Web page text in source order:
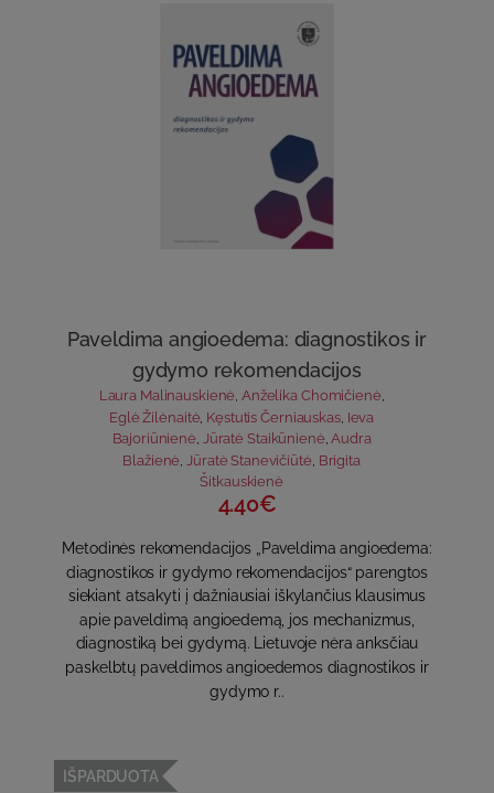
Paveldima angioedema: diagnostikos ir
gydymo rekomendacijos
Laura Malinauskienė,Anželika Chomičienė,
Eglė Žilėnaitė Kęstutis Černiauskas, Ieva
Bajoriūnienė, Jūratė Staikūnienė,Audra
Blažienė Jūratė Stanevičiūtė Brigita
Šitkauskienė
4.40€
Metodinės rekomendacijos „Paveldima angioedema:
diagnostikos ir gydymo rekomendacijos“ parengtos
siekiant atsakyti į dažniausiai iškylančius klausimus
apie paveldimą angioedemą, jos mechanizmus,
diagnostiką bei gydymą. Lietuvoje nėra anksčiau
paskelbtų paveldimos angioedemos diagnostikos ir
gydymo r..
IŠPARDUOTA